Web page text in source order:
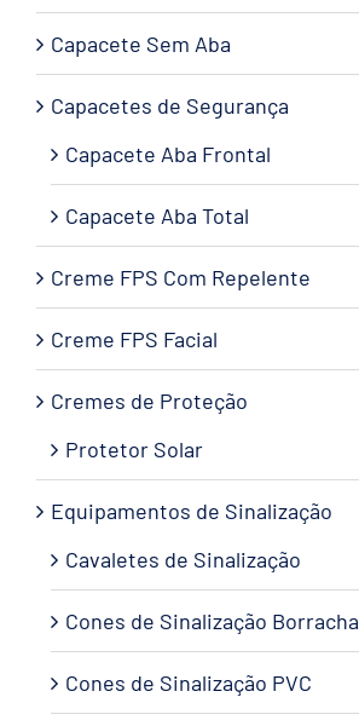
Capacete Sem Aba
Capacetes de Segurança
Capacete Aba Frontal
Capacete Aba Total
Creme FPS Com Repelente
Creme FPS Facial
Cremes de Proteção
Protetor Solar
Equipamentos de Sinalização
Cavaletes de Sinalização
Cones de Sinalização Borracha
Cones de Sinalização PVC